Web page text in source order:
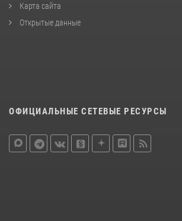
Карта сайта
Открытые данные
ОФИЦИАЛЬНЫЕ СЕТЕВЫЕ РЕСУРСЫ